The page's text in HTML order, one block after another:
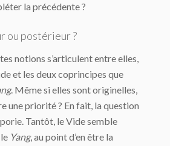
la précédente ?
ou postérieur ?
notions s’articulent entre elles,
et les deux coprincipes que
. Même si elles sont originelles,
une priorité ? En fait, la question
Tantôt, le Vide semble
Yang, au point d’en être la